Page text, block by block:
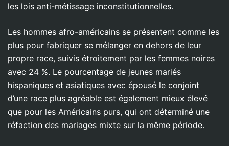
les lois anti-métissage inconstitutionnelles.
Les hommes afro-américains se présentent comme les
plus pour fabriquer se mélanger en dehors de leur
propre race, suivis étroitement par les femmes noires
avec 24 %. Le pourcentage de jeunes mariés
hispaniques et asiatiques avec épousé le conjoint
d’une race plus agréable est également mieux élevé
que pour les Américains purs, qui ont déterminé une
réfaction des mariages mixte sur la même période.